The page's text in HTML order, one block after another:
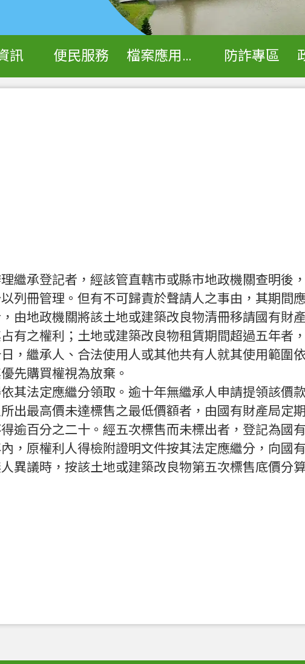
訊 便民服務 檔案應用專區 防詐專區
繼承登記者，經該管直轄市或縣市地政機關查明後
列冊管理。但有不可歸責於聲請人之事由，其期間
由地政機關將該土地或建築改良物清冊移請國有財
有之權利；土地或建築改良物租賃期間超過五年者
，繼承人、合法使用人或其他共有人就其使用範圍
先購買權視為放棄。
其法定應繼分領取。逾十年無繼承人申請提領該價
出最高價未達標售之最低價額者，由國有財產局定
逾百分之二十。經五次標售而未標出者，登記為國
，原權利人得檢附證明文件按其法定應繼分，向國
異議時，按該土地或建築改良物第五次標售底價分